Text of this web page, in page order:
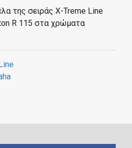
της σειράς X-Treme Line
R 115 στα χρώματα